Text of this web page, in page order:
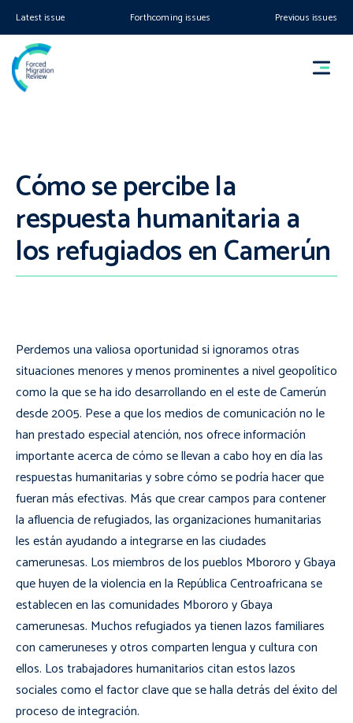
Latest issue Forthcoming issues Previous issues
Cómo se percibe la
respuesta humanitaria a
los refugiados en Camerún
Perdemos una valiosa oportunidad si ignoramos otras
situaciones menores y menos prominentes a nivel geopolítico
como la que se ha ido desarrollando en el este de Camerún
desde 2005. Pese a que los medios de comunicación no le
han prestado especial atención, nos ofrece información
importante acerca de cómo se llevan a cabo hoy en día las
respuestas humanitarias y sobre cómo se podría hacer que
fueran más efectivas. Más que crear campos para contener
la afluencia de refugiados, las organizaciones humanitarias
les están ayudando a integrarse en las ciudades
camerunesas. Los miembros de los pueblos Mbororo y Gbaya
que huyen de la violencia en la República Centroafricana se
establecen en las comunidades Mbororo y Gbaya
camerunesas. Muchos refugiados ya tienen lazos familiares
con cameruneses y otros comparten lengua y cultura con
ellos. Los trabajadores humanitarios citan estos lazos
sociales como el factor clave que se halla detrás del éxito del
proceso de integración.